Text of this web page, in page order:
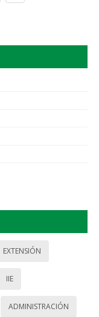
EXTENSIÓN
IIE
ADMINISTRACIÓN